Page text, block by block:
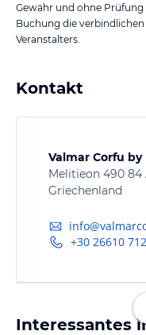
Gewähr und ohne
Buchung die verbindlichen
Veranstalters.
Kontakt
Valmar Corfu by
Melitieon 490 84
Griechenland
+30 26610
Interessantes